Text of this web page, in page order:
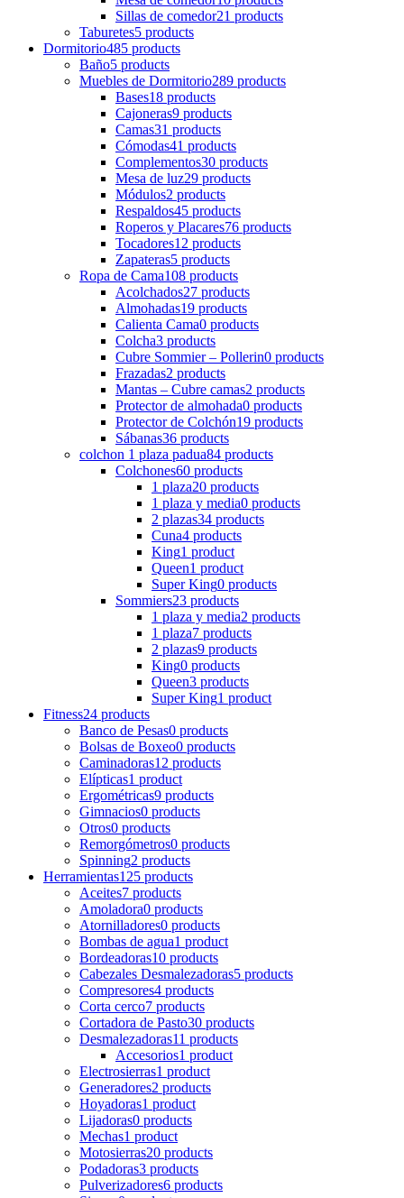
Sillas de comedor21 products
Taburetes5 products
Dormitorio485 products
Baño5 products
Muebles de Dormitorio289 products
Bases18 products
Cajoneras9 products
Camas31 products
Cómodas41 products
Complementos30 products
Mesa de luz29 products
Módulos2 products
Respaldos45 products
Roperos y Placares76 products
Tocadores12 products
Zapateras5 products
Ropa de Cama108 products
Acolchados27 products
Almohadas19 products
Calienta Cama0 products
Colcha3 products
Cubre Sommier – Pollerin0 products
Frazadas2 products
Mantas – Cubre camas2 products
Protector de almohada0 products
Protector de Colchón19 products
Sábanas36 products
colchon 1 plaza padua84 products
Colchones60 products
1 plaza20 products
1 plaza y media0 products
2 plazas34 products
Cuna4 products
King1 product
Queen1 product
Super King0 products
Sommiers23 products
1 plaza y media2 products
1 plaza7 products
2 plazas9 products
King0 products
Queen3 products
Super King1 product
Fitness24 products
Banco de Pesas0 products
Bolsas de Boxeo0 products
Caminadoras12 products
Elípticas1 product
Ergométricas9 products
Gimnacios0 products
Otros0 products
Remorgómetros0 products
Spinning2 products
Herramientas125 products
Aceites7 products
Amoladora0 products
Atornilladores0 products
Bombas de agua1 product
Bordeadoras10 products
Cabezales Desmalezadoras5 products
Compresores4 products
Corta cerco7 products
Cortadora de Pasto30 products
Desmalezadoras11 products
Accesorios1 product
Electrosierras1 product
Generadores2 products
Hoyadoras1 product
Lijadoras0 products
Mechas1 product
Motosierras20 products
Podadoras3 products
Pulverizadores6 products